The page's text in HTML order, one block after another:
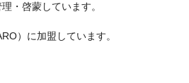
・啓蒙しています。
）に加盟しています。